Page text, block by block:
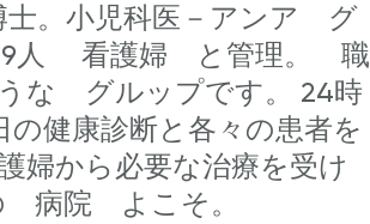
士。小児科医－アンア グ
9人 看護婦 と管理。 職
な グルップです。 24時
の健康診断と各々の患者を
婦から必要な治療を受け
病院 よこそ。